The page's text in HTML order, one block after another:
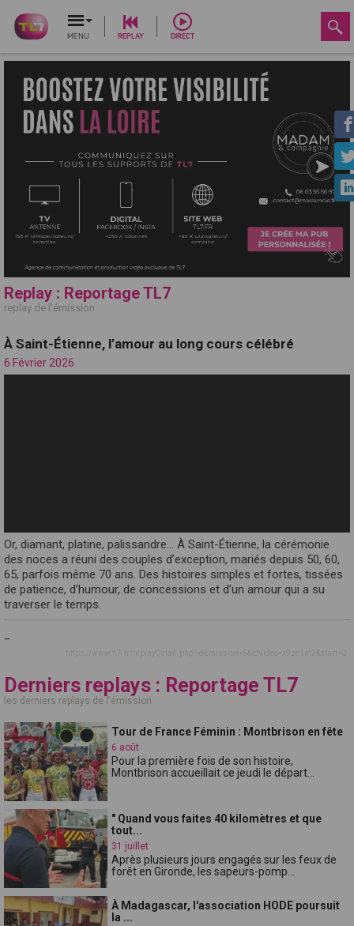
MENU REPLAY DIRECT
Replay : Reportage TL7
replay de l'émission
À Saint-Étienne, l’amour au long cours célébré
6 Février 2026
Or, diamant, platine, palissandre… À Saint-Étienne, la cérémonie
des noces a réuni des couples d’exception, mariés depuis 50, 60,
65, parfois même 70 ans. Des histoires simples et fortes, tissées
de patience, d’humour, de concessions et d’un amour qui a su
traverser le temps.
Derniers replays : Reportage TL7
les derniers replays de l'émission
Tour de France Féminin : Montbrison en fête
6 août
Pour la première fois de son histoire,
Montbrison accueillait ce jeudi le départ...
" Quand vous faites 40 kilomètres et que
tout...
31 juillet
Après plusieurs jours engagés sur les feux de
forêt en Gironde, les sapeurs-pomp...
À Madagascar, l'association HODE poursuit
la ...